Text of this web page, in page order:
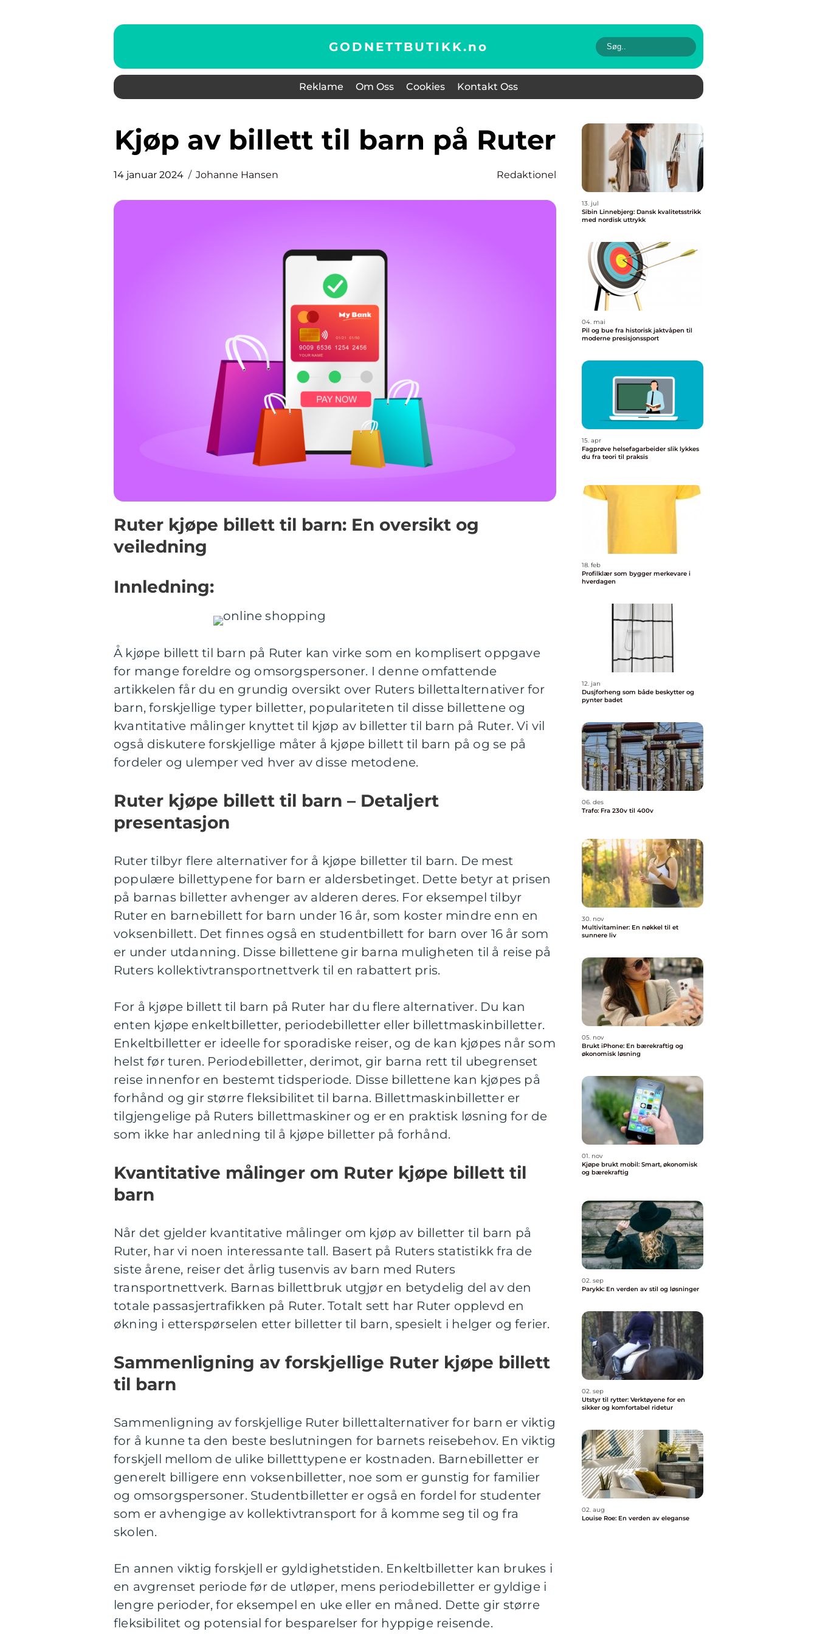
GODNETTBUTIKK.no
Reklame Om Oss Cookies Kontakt Oss
Kjøp av billett til barn på Ruter
14 januar 2024 Johanne Hansen Redaktionel
Ruter kjøpe billett til barn: En oversikt og
veiledning
Innledning:
Å kjøpe billett til barn på Ruter kan virke som en komplisert oppgave
for mange foreldre og omsorgspersoner. I denne omfattende
artikkelen får du en grundig oversikt over Ruters billettalternativer for
barn, forskjellige typer billetter, populariteten til disse billettene og
kvantitative målinger knyttet til kjøp av billetter til barn på Ruter. Vi vil
også diskutere forskjellige måter å kjøpe billett til barn på og se på
fordeler og ulemper ved hver av disse metodene.
Ruter kjøpe billett til barn – Detaljert
presentasjon
Ruter tilbyr flere alternativer for å kjøpe billetter til barn. De mest
populære billettypene for barn er aldersbetinget. Dette betyr at prisen
på barnas billetter avhenger av alderen deres. For eksempel tilbyr
Ruter en barnebillett for barn under 16 år, som koster mindre enn en
voksenbillett. Det finnes også en studentbillett for barn over 16 år som
er under utdanning. Disse billettene gir barna muligheten til å reise på
Ruters kollektivtransportnettverk til en rabattert pris.
For å kjøpe billett til barn på Ruter har du flere alternativer. Du kan
enten kjøpe enkeltbilletter, periodebilletter eller billettmaskinbilletter.
Enkeltbilletter er ideelle for sporadiske reiser, og de kan kjøpes når som
helst før turen. Periodebilletter, derimot, gir barna rett til ubegrenset
reise innenfor en bestemt tidsperiode. Disse billettene kan kjøpes på
forhånd og gir større fleksibilitet til barna. Billettmaskinbilletter er
tilgjengelige på Ruters billettmaskiner og er en praktisk løsning for de
som ikke har anledning til å kjøpe billetter på forhånd.
Kvantitative målinger om Ruter kjøpe billett til
barn
Når det gjelder kvantitative målinger om kjøp av billetter til barn på
Ruter, har vi noen interessante tall. Basert på Ruters statistikk fra de
siste årene, reiser det årlig tusenvis av barn med Ruters
transportnettverk. Barnas billettbruk utgjør en betydelig del av den
totale passasjertrafikken på Ruter. Totalt sett har Ruter opplevd en
økning i etterspørselen etter billetter til barn, spesielt i helger og ferier.
Sammenligning av forskjellige Ruter kjøpe billett
til barn
Sammenligning av forskjellige Ruter billettalternativer for barn er viktig
for å kunne ta den beste beslutningen for barnets reisebehov. En viktig
forskjell mellom de ulike billetttypene er kostnaden. Barnebilletter er
generelt billigere enn voksenbilletter, noe som er gunstig for familier
og omsorgspersoner. Studentbilletter er også en fordel for studenter
som er avhengige av kollektivtransport for å komme seg til og fra
skolen.
En annen viktig forskjell er gyldighetstiden. Enkeltbilletter kan brukes i
en avgrenset periode før de utløper, mens periodebilletter er gyldige i
lengre perioder, for eksempel en uke eller en måned. Dette gir større
fleksibilitet og potensial for besparelser for hyppige reisende.
13. jul
Sibin Linnebjerg: Dansk kvalitetsstrikk
med nordisk uttrykk
04. mai
Pil og bue fra historisk jaktvåpen til
moderne presisjonssport
15. apr
Fagprøve helsefagarbeider slik lykkes
du fra teori til praksis
18. feb
Profilklær som bygger merkevare i
hverdagen
12. jan
Dusjforheng som både beskytter og
pynter badet
06. des
Trafo: Fra 230v til 400v
30. nov
Multivitaminer: En nøkkel til et
sunnere liv
05. nov
Brukt iPhone: En bærekraftig og
økonomisk løsning
01. nov
Kjøpe brukt mobil: Smart, økonomisk
og bærekraftig
02. sep
Parykk: En verden av stil og løsninger
02. sep
Utstyr til rytter: Verktøyene for en
sikker og komfortabel ridetur
02. aug
Louise Roe: En verden av eleganse